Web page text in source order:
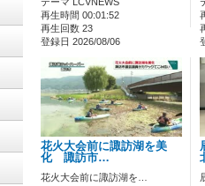
再生時間 00:01:52
再生回数 23
登録日 2026/08/06
花火大会前に諏訪湖を美
化 諏訪市…
花火大会前に諏訪湖を…